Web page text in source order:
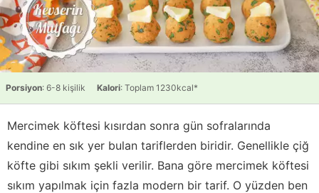
Porsiyon: 6-8 kişilik Kalori: Toplam 1230kcal*
Mercimek köftesi kısırdan sonra gün sofralarında
kendine en sık yer bulan tariflerden biridir. Genellikle çiğ
köfte gibi sıkım şekli verilir. Bana göre mercimek köftesi
sıkım yapılmak için fazla modern bir tarif. O yüzden ben